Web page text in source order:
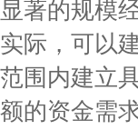
著的规模
际，可以
围内建立
的资金需